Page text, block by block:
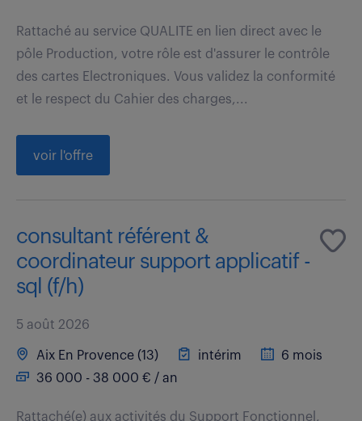
Rattaché au service QUALITE en lien direct avec le
pôle Production, votre rôle est d'assurer le contrôle
des cartes Electroniques. Vous validez la conformité
et le respect du Cahier des charges,...
voir l'offre
consultant référent &
coordinateur support applicatif -
sql (f/h)
5 août 2026
Aix En Provence (13) intérim
6 mois
36 000 - 38 000 € / an
Rattaché(e) aux activités du Support Fonctionnel,